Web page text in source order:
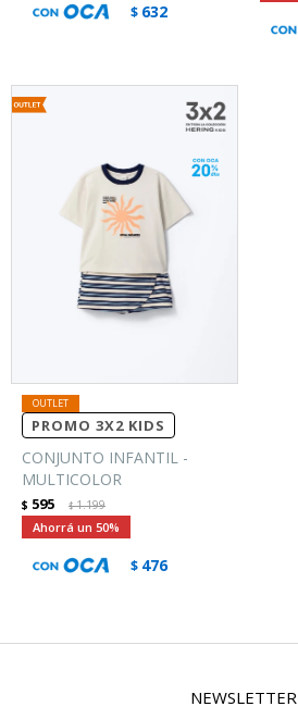
$ 632
PROMO 3X2 KIDS
CONJUNTO INFANTIL -
MULTICOLOR
$ 595 $1.199
50
$ 476
NEWSLETTER